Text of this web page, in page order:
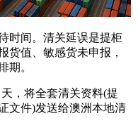
间。清关延误是提柜
货值、敏感货未申报，
期。
，将全套清关资料(提
文件)发送给澳洲本地清